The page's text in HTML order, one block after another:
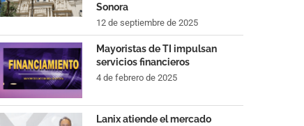
Sonora
12 de septiembre de 2025
Mayoristas de TI impulsan
servicios financieros
4 de febrero de 2025
Lanix atiende el mercado